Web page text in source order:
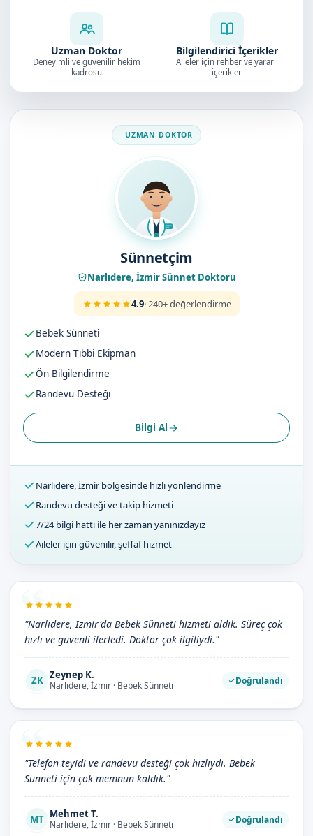
Uzman Doktor
Deneyimli ve güvenilir hekim
kadrosu
Bilgilendirici İçerikler
Aileler için rehber ve yararlı
içerikler
Doktorumuz
Sünnetçim
Narlıdere, İzmir Sünnet Doktoru
4.9· 240+ değerlendirme
Bebek Sünneti
Modern Tıbbi Ekipman
Ön Bilgilendirme
Randevu Desteği
Bilgi Al
Narlıdere, İzmir bölgesinde hızlı yönlendirme
Randevu desteği ve takip hizmeti
7/24 bilgi hattı ile her zaman yanınızdayız
Aileler için güvenilir, şeffaf hizmet
"Narlıdere, İzmir'da Bebek Sünneti hizmeti aldık. Süreç çok
hızlı ve güvenli ilerledi. Doktor çok ilgiliydi."
ZK Zeynep K.
Narlıdere, İzmir · Bebek Sünneti Doğrulandı
"Telefon teyidi ve randevu desteği çok hızlıydı. Bebek
Sünneti için çok memnun kaldık."
MT Mehmet T.
Narlıdere, İzmir · Bebek Sünneti Doğrulandı